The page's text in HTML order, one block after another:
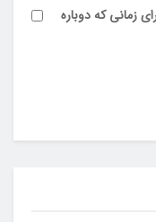
زمانی که دوباره